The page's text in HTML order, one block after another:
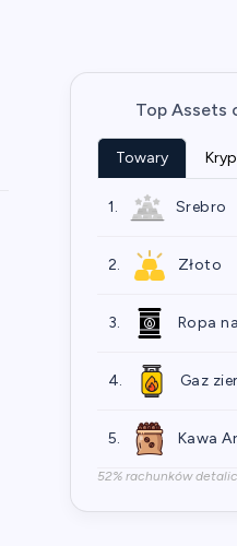
Top Assets
Towary
1. Srebro
2. Złoto
3. Ropa
4. Gaz
5. Kawa
52% rachunków